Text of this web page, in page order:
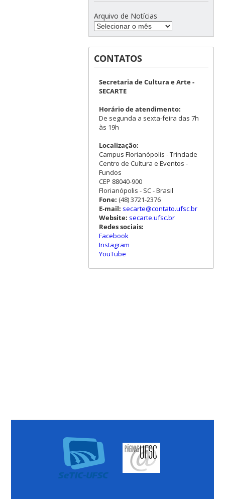
Arquivo de Notícias
CONTATOS
Secretaria de Cultura e Arte -
SECARTE
Horário de atendimento:
De segunda a sexta-feira das 7h
às 19h
Localização:
Campus Florianópolis - Trindade
Centro de Cultura e Eventos -
Fundos
CEP 88040-900
Florianópolis - SC - Brasil
Fone: (48) 3721-2376
E-mail: secarte@contato.ufsc.br
Website: secarte.ufsc.br
Redes sociais:
Facebook
Instagram
YouTube